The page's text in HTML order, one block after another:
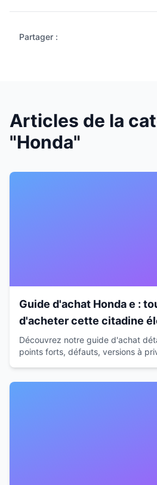
Partager :
Articles de la
"Honda"
Guide d'achat Honda e :
d'acheter cette citadine
Découvrez notre guide d'achat
points forts, défauts, versions à